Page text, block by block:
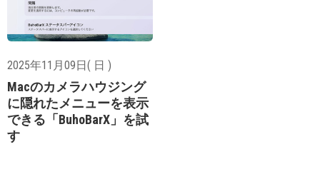
2025年11月09日( 日 )
Macのカメラハウジング
に隠れたメニューを表示
できる「BuhoBarX」を試
す